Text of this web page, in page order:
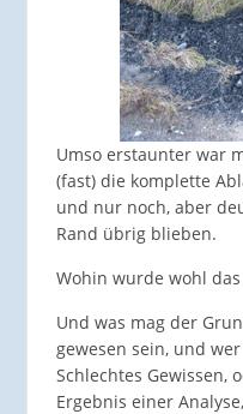
Umso erstaunter war
(fast) die komplette
und nur noch, aber
Rand übrig blieben.
Wohin wurde wohl
Und was mag der
gewesen sein, und
Schlechtes Gewissen,
Ergebnis einer